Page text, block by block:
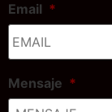
Email *
Mensaje *